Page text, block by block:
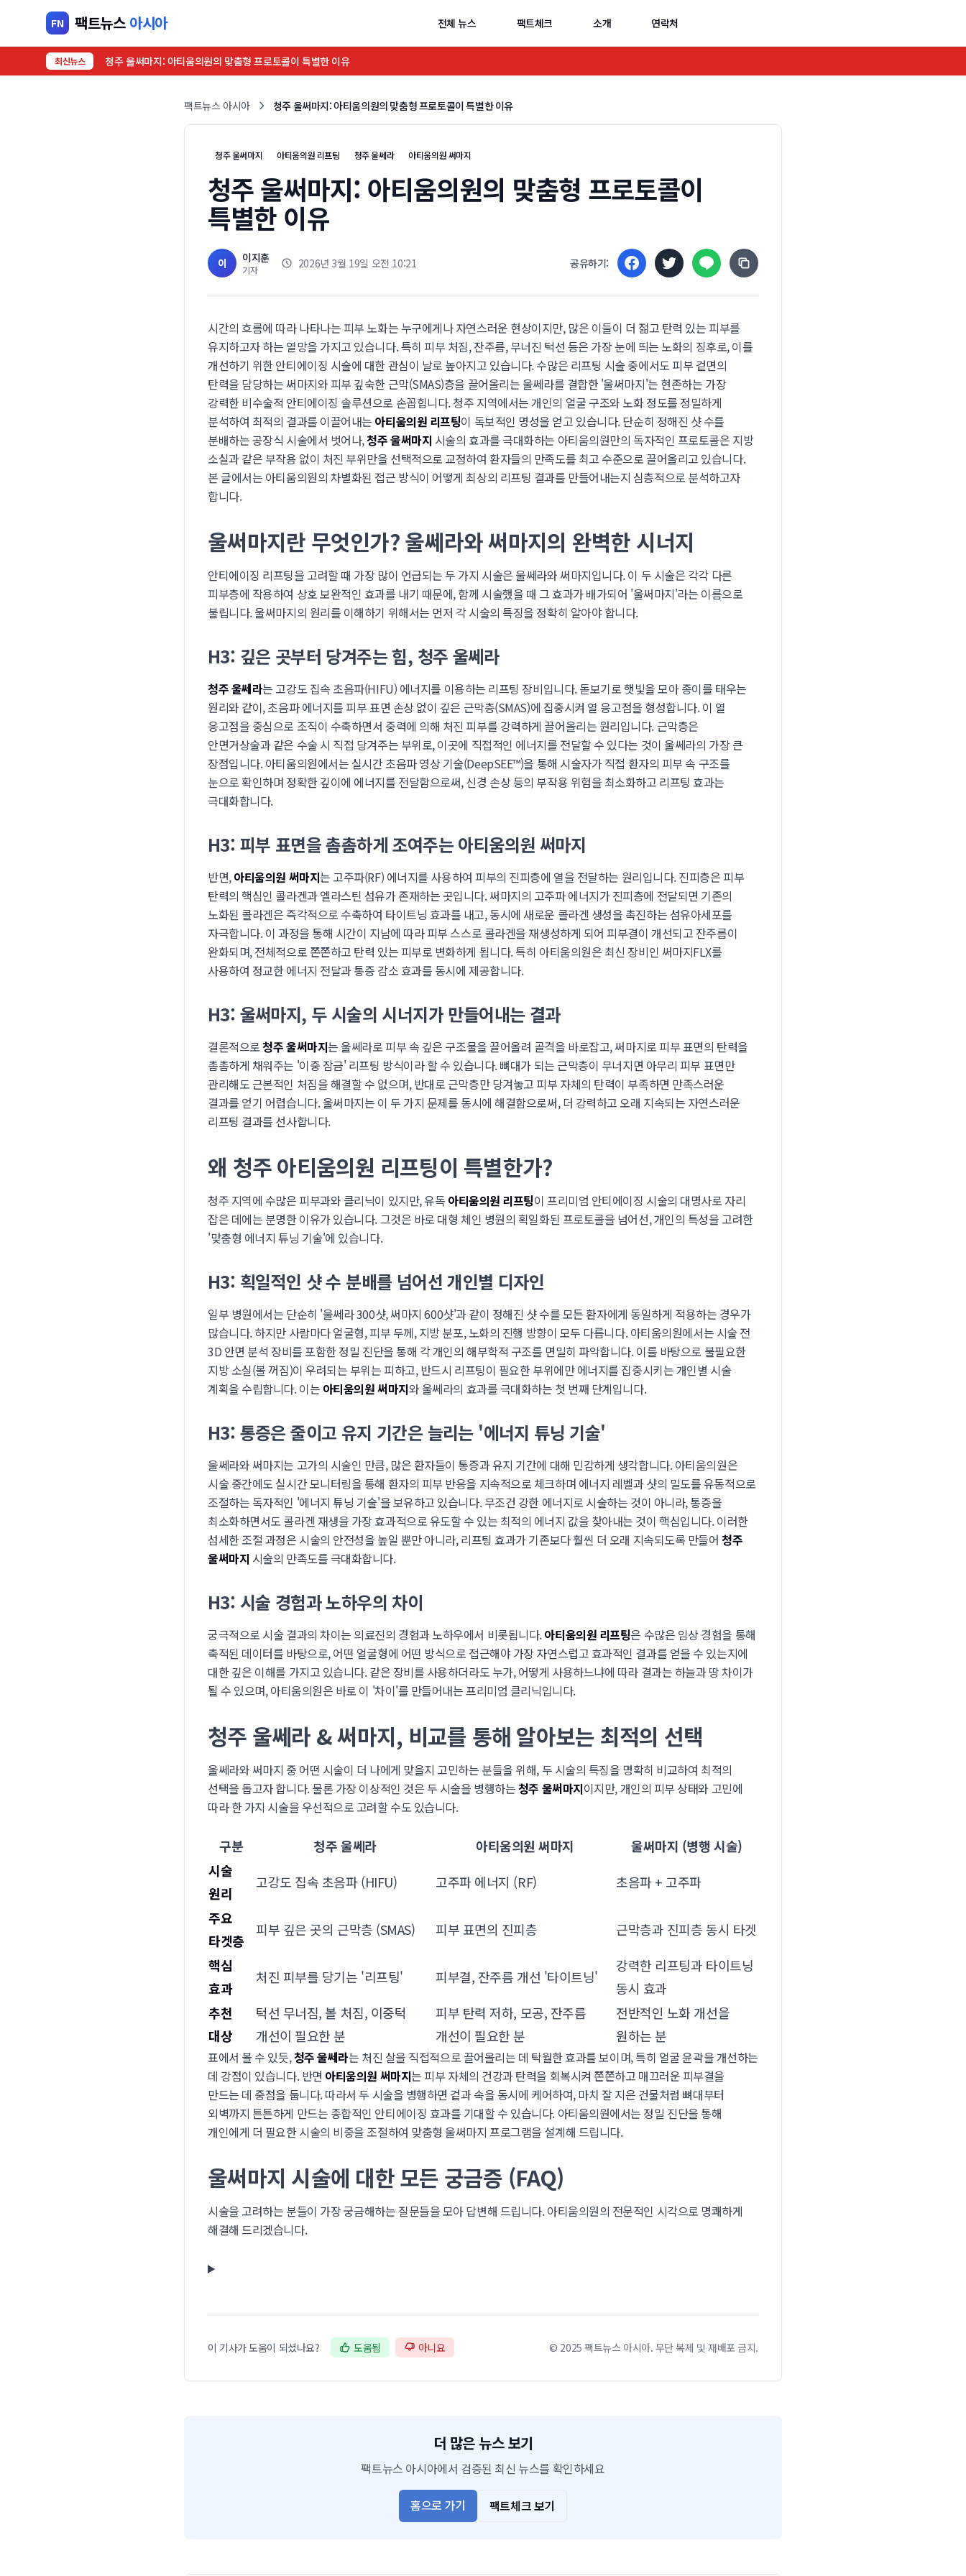
FN 팩트뉴스아시아 전체 뉴스 팩트체크 소개 연락처
최신뉴스 청주 울써마지: 아티움의원의 맞춤형 프로토콜이 특별한 이유
팩트뉴스 아시아 청주 울써마지: 아티움의원의 맞춤형 프로토콜이 특별한 이유
청주 울써마지 아티움의원 리프팅 청주 울쎄라 아티움의원 써마지
청주 울써마지: 아티움의원의 맞춤형 프로토콜이
특별한 이유
이 이지훈
기자 2026년 3월 19일 오전 10:21 공유하기:
시간의 흐름에 따라 나타나는 피부 노화는 누구에게나 자연스러운 현상이지만, 많은 이들이 더 젊고 탄력 있는 피부를
유지하고자 하는 열망을 가지고 있습니다. 특히 피부 처짐, 잔주름, 무너진 턱선 등은 가장 눈에 띄는 노화의 징후로, 이를
개선하기 위한 안티에이징 시술에 대한 관심이 날로 높아지고 있습니다. 수많은 리프팅 시술 중에서도 피부 겉면의
탄력을 담당하는 써마지와 피부 깊숙한 근막(SMAS)층을 끌어올리는 울쎄라를 결합한 '울써마지'는 현존하는 가장
강력한 비수술적 안티에이징 솔루션으로 손꼽힙니다. 청주 지역에서는 개인의 얼굴 구조와 노화 정도를 정밀하게
분석하여 최적의 결과를 이끌어내는 아티움의원 리프팅이 독보적인 명성을 얻고 있습니다. 단순히 정해진 샷 수를
분배하는 공장식 시술에서 벗어나,청주 울써마지 시술의 효과를 극대화하는 아티움의원만의 독자적인 프로토콜은 지방
소실과 같은 부작용 없이 처진 부위만을 선택적으로 교정하여 환자들의 만족도를 최고 수준으로 끌어올리고 있습니다.
본 글에서는 아티움의원의 차별화된 접근 방식이 어떻게 최상의 리프팅 결과를 만들어내는지 심층적으로 분석하고자
합니다.
울써마지란 무엇인가? 울쎄라와 써마지의 완벽한 시너지
안티에이징 리프팅을 고려할 때 가장 많이 언급되는 두 가지 시술은 울쎄라와 써마지입니다. 이 두 시술은 각각 다른
피부층에 작용하여 상호 보완적인 효과를 내기 때문에, 함께 시술했을 때 그 효과가 배가되어 '울써마지'라는 이름으로
불립니다. 울써마지의 원리를 이해하기 위해서는 먼저 각 시술의 특징을 정확히 알아야 합니다.
H3: 깊은 곳부터 당겨주는 힘, 청주 울쎄라
청주 울쎄라는 고강도 집속 초음파(HIFU) 에너지를 이용하는 리프팅 장비입니다. 돋보기로 햇빛을 모아 종이를 태우는
원리와 같이, 초음파 에너지를 피부 표면 손상 없이 깊은 근막층(SMAS)에 집중시켜 열 응고점을 형성합니다. 이 열
응고점을 중심으로 조직이 수축하면서 중력에 의해 처진 피부를 강력하게 끌어올리는 원리입니다. 근막층은
안면거상술과 같은 수술 시 직접 당겨주는 부위로, 이곳에 직접적인 에너지를 전달할 수 있다는 것이 울쎄라의 가장 큰
장점입니다. 아티움의원에서는 실시간 초음파 영상 기술(DeepSEE™)을 통해 시술자가 직접 환자의 피부 속 구조를
눈으로 확인하며 정확한 깊이에 에너지를 전달함으로써, 신경 손상 등의 부작용 위험을 최소화하고 리프팅 효과는
극대화합니다.
H3: 피부 표면을 촘촘하게 조여주는 아티움의원 써마지
반면,아티움의원 써마지는 고주파(RF) 에너지를 사용하여 피부의 진피층에 열을 전달하는 원리입니다. 진피층은 피부
탄력의 핵심인 콜라겐과 엘라스틴 섬유가 존재하는 곳입니다. 써마지의 고주파 에너지가 진피층에 전달되면 기존의
노화된 콜라겐은 즉각적으로 수축하여 타이트닝 효과를 내고, 동시에 새로운 콜라겐 생성을 촉진하는 섬유아세포를
자극합니다. 이 과정을 통해 시간이 지남에 따라 피부 스스로 콜라겐을 재생성하게 되어 피부결이 개선되고 잔주름이
완화되며, 전체적으로 쫀쫀하고 탄력 있는 피부로 변화하게 됩니다. 특히 아티움의원은 최신 장비인 써마지FLX를
사용하여 정교한 에너지 전달과 통증 감소 효과를 동시에 제공합니다.
H3: 울써마지, 두 시술의 시너지가 만들어내는 결과
결론적으로청주 울써마지는 울쎄라로 피부 속 깊은 구조물을 끌어올려 골격을 바로잡고, 써마지로 피부 표면의 탄력을
촘촘하게 채워주는 '이중 잠금' 리프팅 방식이라 할 수 있습니다. 뼈대가 되는 근막층이 무너지면 아무리 피부 표면만
관리해도 근본적인 처짐을 해결할 수 없으며, 반대로 근막층만 당겨놓고 피부 자체의 탄력이 부족하면 만족스러운
결과를 얻기 어렵습니다. 울써마지는 이 두 가지 문제를 동시에 해결함으로써, 더 강력하고 오래 지속되는 자연스러운
리프팅 결과를 선사합니다.
왜 청주 아티움의원 리프팅이 특별한가?
청주 지역에 수많은 피부과와 클리닉이 있지만, 유독 아티움의원 리프팅이 프리미엄 안티에이징 시술의 대명사로 자리
잡은 데에는 분명한 이유가 있습니다. 그것은 바로 대형 체인 병원의 획일화된 프로토콜을 넘어선, 개인의 특성을 고려한
'맞춤형 에너지 튜닝 기술'에 있습니다.
H3: 획일적인 샷 수 분배를 넘어선 개인별 디자인
일부 병원에서는 단순히 '울쎄라 300샷, 써마지 600샷'과 같이 정해진 샷 수를 모든 환자에게 동일하게 적용하는 경우가
많습니다. 하지만 사람마다 얼굴형, 피부 두께, 지방 분포, 노화의 진행 방향이 모두 다릅니다. 아티움의원에서는 시술 전
3D 안면 분석 장비를 포함한 정밀 진단을 통해 각 개인의 해부학적 구조를 면밀히 파악합니다. 이를 바탕으로 불필요한
지방 소실(볼 꺼짐)이 우려되는 부위는 피하고, 반드시 리프팅이 필요한 부위에만 에너지를 집중시키는 개인별 시술
계획을 수립합니다. 이는 아티움의원 써마지와 울쎄라의 효과를 극대화하는 첫 번째 단계입니다.
H3: 통증은 줄이고 유지 기간은 늘리는 '에너지 튜닝 기술'
울쎄라와 써마지는 고가의 시술인 만큼, 많은 환자들이 통증과 유지 기간에 대해 민감하게 생각합니다. 아티움의원은
시술 중간에도 실시간 모니터링을 통해 환자의 피부 반응을 지속적으로 체크하며 에너지 레벨과 샷의 밀도를 유동적으로
조절하는 독자적인 '에너지 튜닝 기술'을 보유하고 있습니다. 무조건 강한 에너지로 시술하는 것이 아니라, 통증을
최소화하면서도 콜라겐 재생을 가장 효과적으로 유도할 수 있는 최적의 에너지 값을 찾아내는 것이 핵심입니다. 이러한
섬세한 조절 과정은 시술의 안전성을 높일 뿐만 아니라, 리프팅 효과가 기존보다 훨씬 더 오래 지속되도록 만들어청주
울써마지 시술의 만족도를 극대화합니다.
H3: 시술 경험과 노하우의 차이
궁극적으로 시술 결과의 차이는 의료진의 경험과 노하우에서 비롯됩니다.아티움의원 리프팅은 수많은 임상 경험을 통해
축적된 데이터를 바탕으로, 어떤 얼굴형에 어떤 방식으로 접근해야 가장 자연스럽고 효과적인 결과를 얻을 수 있는지에
대한 깊은 이해를 가지고 있습니다. 같은 장비를 사용하더라도 누가, 어떻게 사용하느냐에 따라 결과는 하늘과 땅 차이가
될 수 있으며, 아티움의원은 바로 이 '차이'를 만들어내는 프리미엄 클리닉입니다.
청주 울쎄라 & 써마지, 비교를 통해 알아보는 최적의 선택
울쎄라와 써마지 중 어떤 시술이 더 나에게 맞을지 고민하는 분들을 위해, 두 시술의 특징을 명확히 비교하여 최적의
선택을 돕고자 합니다. 물론 가장 이상적인 것은 두 시술을 병행하는청주 울써마지이지만, 개인의 피부 상태와 고민에
따라 한 가지 시술을 우선적으로 고려할 수도 있습니다.
구분 청주 울쎄라 아티움의원 써마지
울써마지 (병행 시술)
시술
원리
고강도 집속 초음파 (HIFU) 고주파 에너지 (RF)
초음파 + 고주파
주요
타겟층
피부 깊은 곳의 근막층 (SMAS) 피부 표면의 진피층
근막층과 진피층 동시 타겟
핵심
효과
처진 피부를 당기는 '리프팅' 피부결, 잔주름 개선 '타이트닝'
강력한 리프팅과 타이트닝
동시 효과
추천
대상
턱선 무너짐, 볼 처짐, 이중턱
개선이 필요한 분
피부 탄력 저하, 모공, 잔주름
개선이 필요한 분
전반적인 노화 개선을
원하는 분
표에서 볼 수 있듯,청주 울쎄라는 처진 살을 직접적으로 끌어올리는 데 탁월한 효과를 보이며, 특히 얼굴 윤곽을 개선하는
데 강점이 있습니다. 반면 아티움의원 써마지는 피부 자체의 건강과 탄력을 회복시켜 쫀쫀하고 매끄러운 피부결을
만드는 데 중점을 둡니다. 따라서 두 시술을 병행하면 겉과 속을 동시에 케어하여, 마치 잘 지은 건물처럼 뼈대부터
외벽까지 튼튼하게 만드는 종합적인 안티에이징 효과를 기대할 수 있습니다. 아티움의원에서는 정밀 진단을 통해
개인에게 더 필요한 시술의 비중을 조절하여 맞춤형 울써마지 프로그램을 설계해 드립니다.
울써마지 시술에 대한 모든 궁금증 (FAQ)
시술을 고려하는 분들이 가장 궁금해하는 질문들을 모아 답변해 드립니다. 아티움의원의 전문적인 시각으로 명쾌하게
해결해 드리겠습니다.
이 기사가 도움이 되셨나요? 도움됨 아니요 © 2025 팩트뉴스 아시아. 무단 복제 및 재배포 금지.
더 많은 뉴스 보기
팩트뉴스 아시아에서 검증된 최신 뉴스를 확인하세요
홈으로 가기 팩트체크 보기